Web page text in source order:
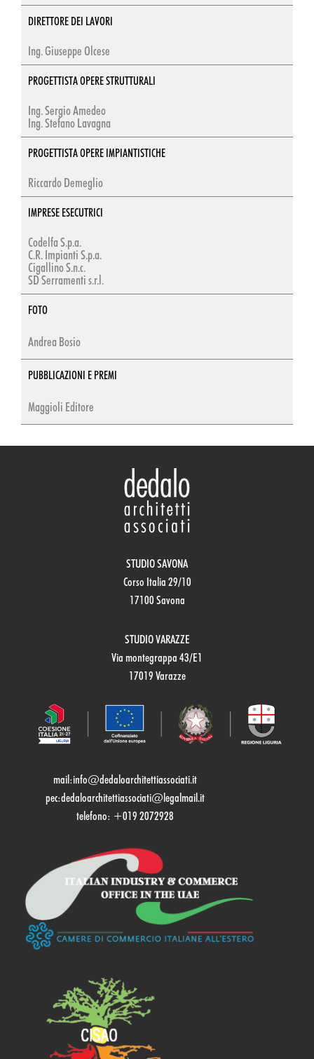
DIRETTORE DEI LAVORI
Ing. Giuseppe Olcese
PROGETTISTA OPERE STRUTTURALI
Ing. Sergio Amedeo
Ing. Stefano Lavagna
PROGETTISTA OPERE IMPIANTISTICHE
Riccardo Demeglio
IMPRESE ESECUTRICI
Codelfa S.p.a.
C.R. Impianti S.p.a.
Cigallino S.n.c.
SD Serramenti s.r.l.
FOTO
Andrea Bosio
PUBBLICAZIONI E PREMI
Maggioli Editore
STUDIO SAVONA
Corso Italia 29/10
17100 Savona
STUDIO VARAZZE
Via montegrappa 43/E1
17019 Varazze
mail:info@dedaloarchitettiassociati.it
pec:dedaloarchitettiassociati@legalmail.it
telefono: +019 2072928